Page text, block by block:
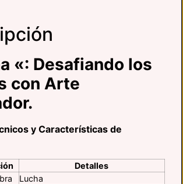
«: Desafiando los
con Arte
y Características de
Detalles
Lucha